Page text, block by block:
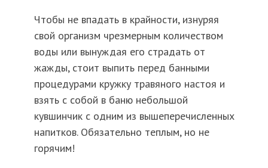
Чтобы не впадать в крайности, изнуряя
свой организм чрезмерным количеством
воды или вынуждая его страдать от
жажды, стоит выпить перед банными
процедурами кружку травяного настоя и
взять с собой в баню небольшой
кувшинчик с одним из вышеперечисленных
напитков. Обязательно теплым, но не
горячим!